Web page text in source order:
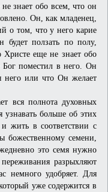
знает обо всем, что он
Он, как младенец,
о том, что у него карие
будет ползать по полу,
еще не знает обо
Бог поместил в него. Он
него или что Он желает
полнота духовных
узнавать больше об этих
жить в соответствии с
божественному семени,
это семя нужно
разрыхляют
немного удобряет. Для
уже содержится в